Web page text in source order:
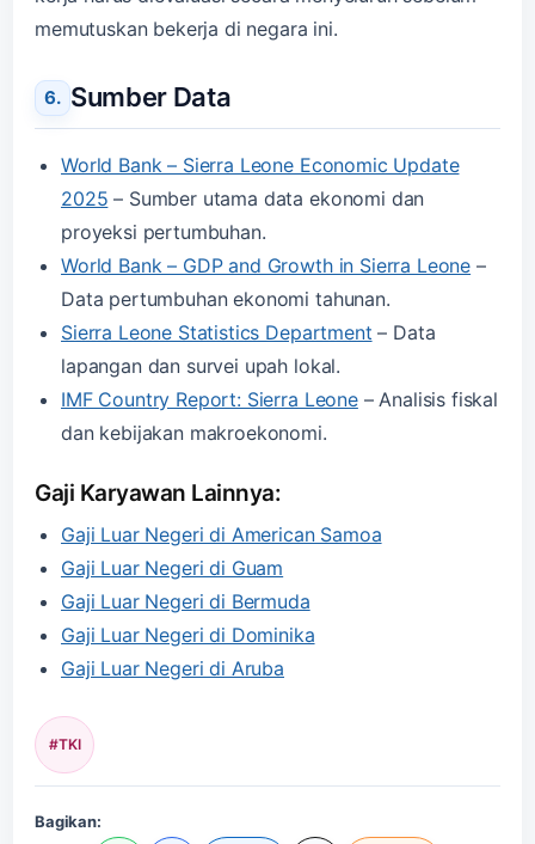
memutuskan bekerja di negara ini.
Sumber Data
World Bank – Sierra Leone Economic Update
2025 – Sumber utama data ekonomi dan
proyeksi pertumbuhan.
World Bank – GDP and Growth in Sierra Leone –
Data pertumbuhan ekonomi tahunan.
Sierra Leone Statistics Department – Data
lapangan dan survei upah lokal.
IMF Country Report: Sierra Leone– Analisis fiskal
dan kebijakan makroekonomi.
Gaji Karyawan Lainnya:
Gaji Luar Negeri di American Samoa
Gaji Luar Negeri di Guam
Gaji Luar Negeri di Bermuda
Gaji Luar Negeri di Dominika
Gaji Luar Negeri di Aruba
#TKI
Bagikan: